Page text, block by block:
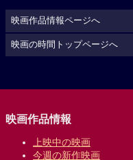
映画作品情報ページへ
映画の時間トップページへ
映画作品情報
上映中の映画
今週の新作映画